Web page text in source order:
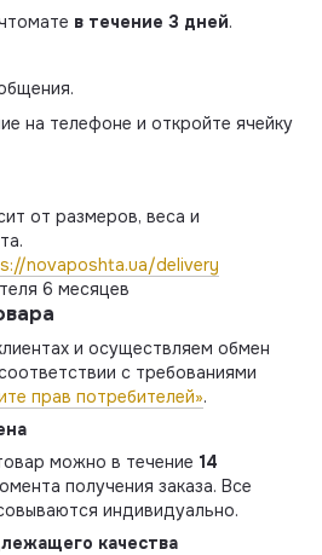
в течение 3 дней.
на телефоне и откройте ячейку
от размеров, веса и
novaposhta.ua/delivery
6 месяцев
и осуществляем обмен
с требованиями
прав потребителей».
можно в течение 14
получения заказа. Все
индивидуально.
качества